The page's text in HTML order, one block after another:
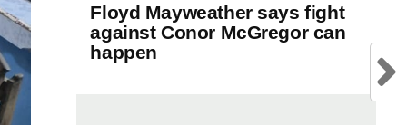
Floyd Mayweather says fight
against Conor McGregor can
happen